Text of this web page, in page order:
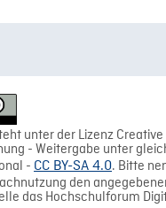
unter der Lizenz
- Weitergabe unter
- CC BY-SA 4.0. Bitte
den
das Hochschulforum